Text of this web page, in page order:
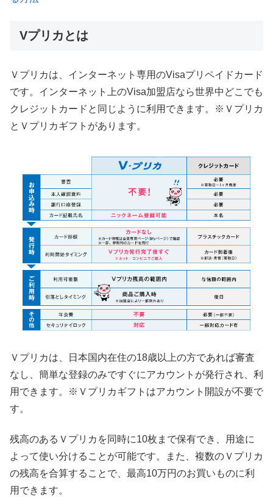
Vプリカとは
Ｖプリカは、インターネット専用のVisaプリペイドカード
です。インターネット上のVisa加盟店なら世界中どこでも
クレジットカードと同じように利用できます。※Ｖプリカ
とＶプリカギフトがあります。
Ｖプリカは、日本国内在住の18歳以上の方であれば審査
なし、簡単な登録のみですぐにアカウントが発行され、利
用できます。※Ｖプリカギフトはアカウント開設が不要で
す。
残高のあるＶプリカを同時に10枚まで保有でき、用途に
よって使い分けることが可能です。また、複数のＶプリカ
の残高を合算することで、最高10万円のお買いものに利
用できます。